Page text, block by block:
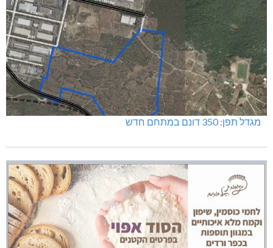
מגדל תפן: 350 דונם במתחם חדש